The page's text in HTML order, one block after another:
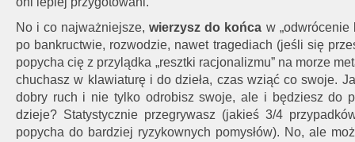
No i co najważniejsze,wierzysz do końca w „odwrócenie
po bankructwie, rozwodzie, nawet tragediach (jeśli się
popycha cię z przylądka „resztki racjonalizmu” na morze
chuchasz w klawiaturę i do dzieła, czas wziąć co swoje.
dobry ruch i nie tylko odrobisz swoje, ale i będziesz do
dzieje? Statystycznie przegrywasz (jakieś 3/4
popycha do bardziej ryzykownych pomysłów). No, ale